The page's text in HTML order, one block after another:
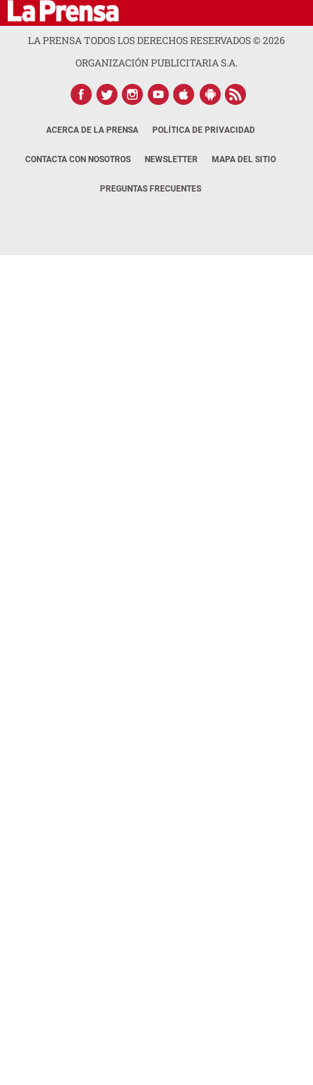
LA PRENSA TODOS LOS DERECHOS RESERVADOS ©2026
ORGANIZACIÓN PUBLICITARIA S.A.
ACERCA DE LA PRENSA POLÍTICA DE PRIVACIDAD
CONTACTA CON NOSOTROS NEWSLETTER MAPA DEL SITIO
PREGUNTAS FRECUENTES